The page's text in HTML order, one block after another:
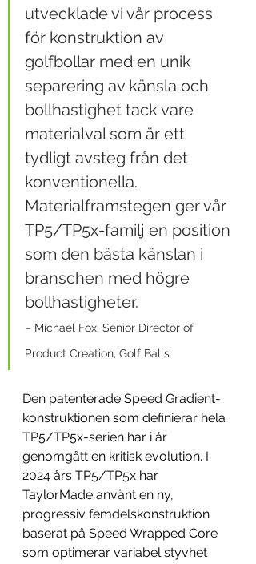
utvecklade vi vår process
för konstruktion av
golfbollar med en unik
separering av känsla och
bollhastighet tack vare
materialval som är ett
tydligt avsteg från det
konventionella.
Materialframstegen ger vår
TP5/TP5x-familj en position
som den bästa känslan i
branschen med högre
bollhastigheter.
– Michael Fox, Senior Director of
Product Creation, Golf Balls
Den patenterade Speed Gradient-
konstruktionen som definierar hela
TP5/TP5x-serien har i år
genomgått en kritisk evolution. I
2024 års TP5/TP5x har
TaylorMade använt en ny,
progressiv femdelskonstruktion
baserat på Speed Wrapped Core
som optimerar variabel styvhet